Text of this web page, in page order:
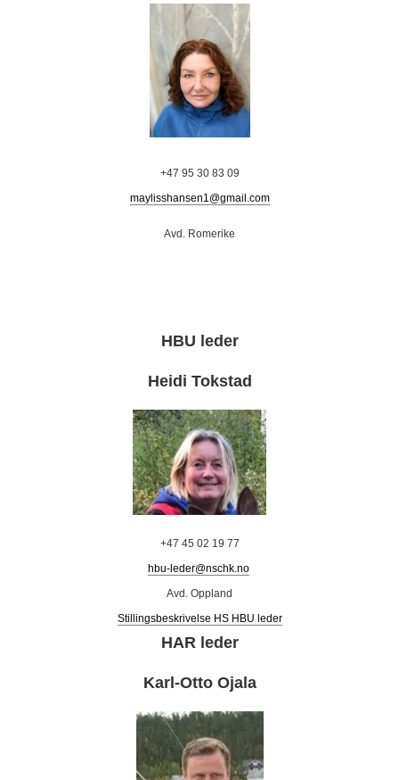
+47 95 30 83 09
maylisshansen1@gmail.com
Avd. Romerike
HBU leder
Heidi Tokstad
+47 45 02 19 77
hbu-leder@nschk.no
Avd. Oppland
Stillingsbeskrivelse HS HBU leder
HAR leder
Karl-Otto Ojala